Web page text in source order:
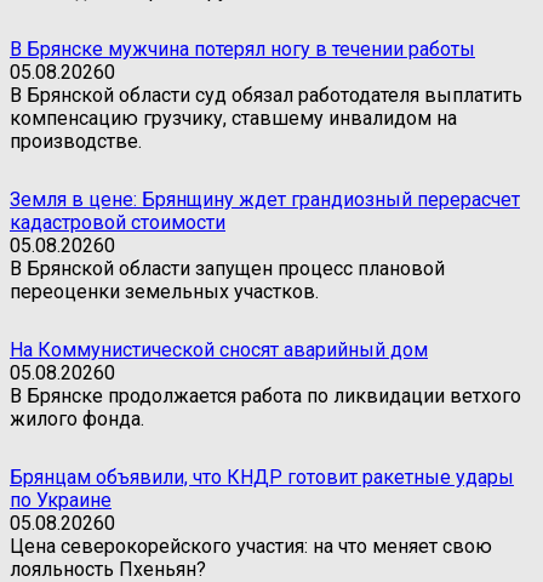
В Брянске мужчина потерял ногу в течении работы
05.08.20260
В Брянской области суд обязал работодателя выплатить
компенсацию грузчику, ставшему инвалидом на
производстве.
Земля в цене: Брянщину ждет грандиозный перерасчет
кадастровой стоимости
05.08.20260
В Брянской области запущен процесс плановой
переоценки земельных участков.
На Коммунистической сносят аварийный дом
05.08.20260
В Брянске продолжается работа по ликвидации ветхого
жилого фонда.
Брянцам объявили, что КНДР готовит ракетные удары
по Украине
05.08.20260
Цена северокорейского участия: на что меняет свою
лояльность Пхеньян?